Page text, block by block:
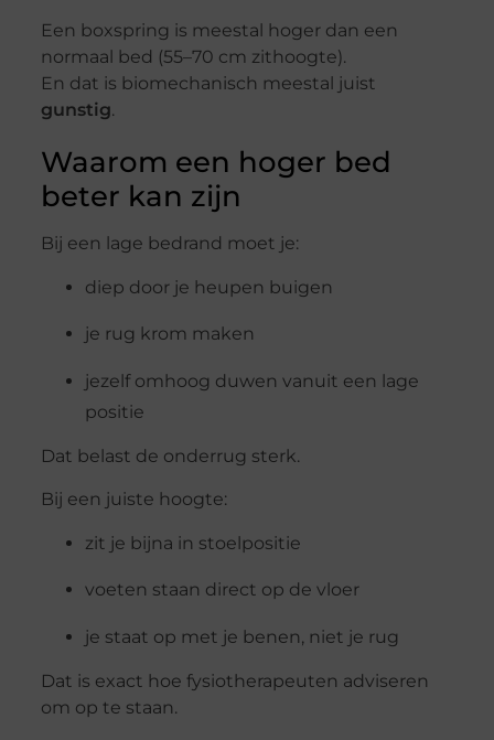
Een boxspring is meestal hoger dan een
normaal bed (55–70 cm zithoogte).
En dat is biomechanisch meestal juist
gunstig.
Waarom een hoger bed
beter kan zijn
Bij een lage bedrand moet je:
diep door je heupen buigen
je rug krom maken
jezelf omhoog duwen vanuit een lage
positie
Dat belast de onderrug sterk.
Bij een juiste hoogte:
zit je bijna in stoelpositie
voeten staan direct op de vloer
je staat op met je benen, niet je rug
Dat is exact hoe fysiotherapeuten adviseren
om op te staan.